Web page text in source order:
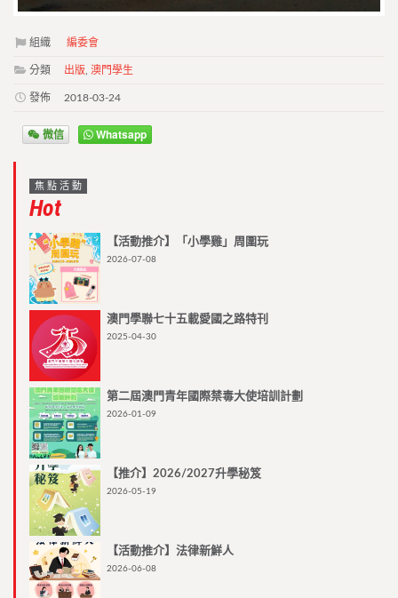
組織 編委會
分類 出版, 澳門學生
發佈 2018-03-24
微信 Whatsapp
焦點活動
Hot
【活動推介】「小學雞」周圍玩
2026-07-08
澳門學聯七十五載愛國之路特刊
2025-04-30
第二屆澳門青年國際禁毒大使培訓計劃
2026-01-09
【推介】2026/2027升學秘笈
2026-05-19
【活動推介】法律新鮮人
2026-06-08